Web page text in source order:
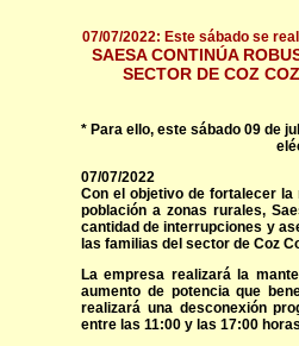
07/07/2022: Este sábado se
SAESA CONTINÚA
SECTOR DE COZ
* Para ello, este sábado 09 de
07/07/2022
Con el objetivo de fortalecer
población a zonas rurales,
cantidad de interrupciones y
las familias del sector de Coz
La empresa realizará la
aumento de potencia que
realizará una desconexión
entre las 11:00 y las 17:00